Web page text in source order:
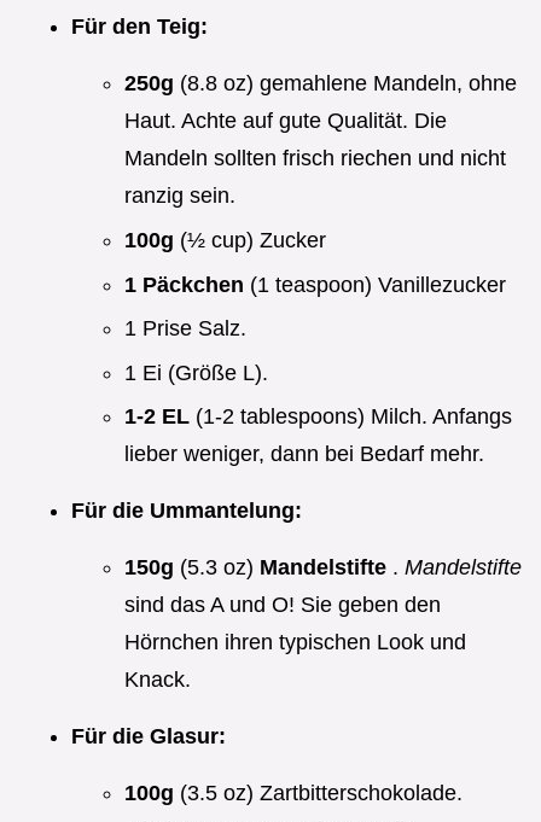
Für den Teig:
250g (8.8 oz) gemahlene Mandeln, ohne
Haut. Achte auf gute Qualität. Die
Mandeln sollten frisch riechen und nicht
ranzig sein.
100g (½ cup) Zucker
1 Päckchen (1 teaspoon) Vanillezucker
1 Prise Salz.
1 Ei (Größe L).
1-2 EL (1-2 tablespoons) Milch. Anfangs
lieber weniger, dann bei Bedarf mehr.
Für die Ummantelung:
150g (5.3 oz) Mandelstifte . Mandelstifte
sind das A und O! Sie geben den
Hörnchen ihren typischen Look und
Knack.
Für die Glasur:
100g (3.5 oz) Zartbitterschokolade.